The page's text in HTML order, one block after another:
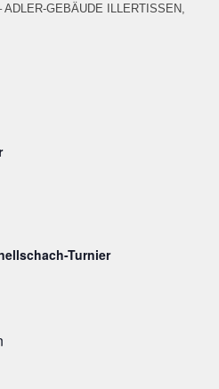
GEBÄUDE ILLERTISSEN,
Turnier